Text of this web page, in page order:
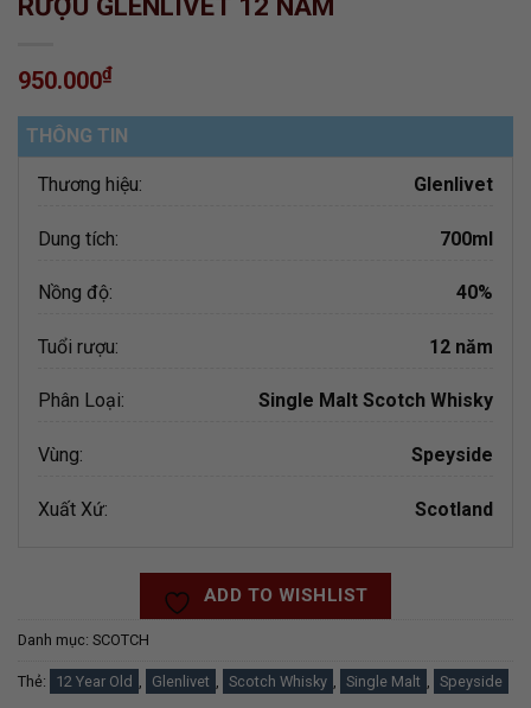
950.000₫
THÔNG TIN
Thương hiệu: Glenlivet
Dung tích: 700ml
Nồng độ: 40%
Tuổi rượu: 12 năm
Phân Loại: Single Malt Scotch Whisky
Vùng: Speyside
Xuất Xứ: Scotland
ADD TO WISHLIST
Danh mục: SCOTCH
Thẻ: 12 Year Old Glenlivet Scotch Whisky Single Malt Speyside